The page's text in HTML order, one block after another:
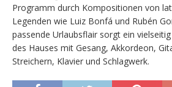
Programm durch Kompositionen von
Legenden wie Luiz Bonfá und Rubén
passende Urlaubsflair sorgt ein
des Hauses mit Gesang, Akkordeon,
Streichern, Klavier und Schlagwerk.